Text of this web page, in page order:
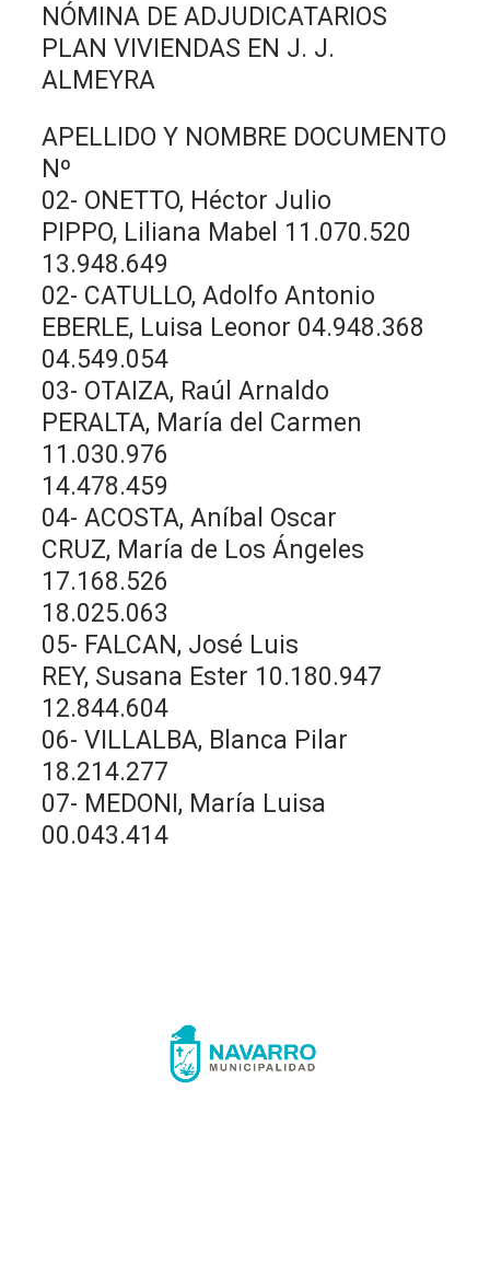
NÓMINA DE ADJUDICATARIOS
PLAN VIVIENDAS EN J. J.
ALMEYRA
APELLIDO Y NOMBRE DOCUMENTO
Nº
02- ONETTO, Héctor Julio
PIPPO, Liliana Mabel 11.070.520
13.948.649
02- CATULLO, Adolfo Antonio
EBERLE, Luisa Leonor 04.948.368
04.549.054
03- OTAIZA, Raúl Arnaldo
PERALTA, María del Carmen
11.030.976
14.478.459
04- ACOSTA, Aníbal Oscar
CRUZ, María de Los Ángeles
17.168.526
18.025.063
05- FALCAN, José Luis
REY, Susana Ester 10.180.947
12.844.604
06- VILLALBA, Blanca Pilar
18.214.277
07- MEDONI, María Luisa
00.043.414